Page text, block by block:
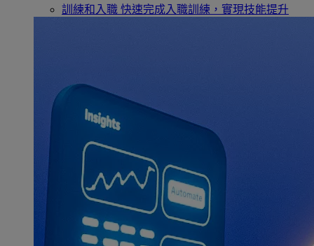
訓練和入職 快速完成入職訓練，實現技能提升